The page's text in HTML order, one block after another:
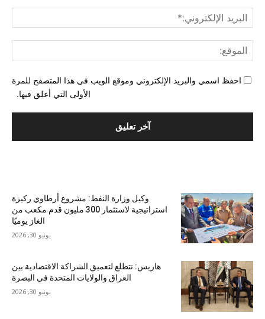
احفظ اسمي والبريد الإلكتروني وموقع الويب في هذا المتصفح للمرة
الأولى التي أعلق فيها.
وكيل وزارة النفط: مشروع أرطاوي ركيزة
استراتيجية لاستثمار 300 مليون قدم مكعب من
الغاز يوميًا
يونيو 30, 2026
هاريس: نتطلع لتعميق الشراكة الاقتصادية بين
العراق والولايات المتحدة في البصرة
يونيو 30, 2026